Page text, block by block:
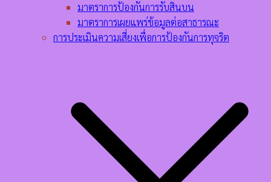
มาตราการป้องกันการรับสินบน
มาตราการเผยแพร่ข้อมูลต่อสาธารณะ
การประเมินความเสี่ยงเพื่อการป้องกันการทุจริต